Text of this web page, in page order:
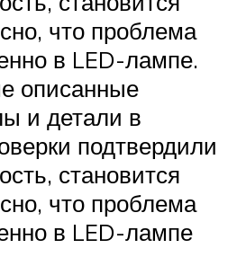
что проблема
в LED-лампе.
описанные
и детали в
подтвердили
становится
что проблема
в LED-лампе